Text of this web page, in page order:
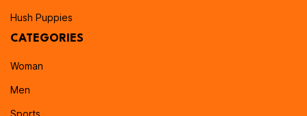
Hush Puppies
CATEGORIES
Woman
Men
Sports